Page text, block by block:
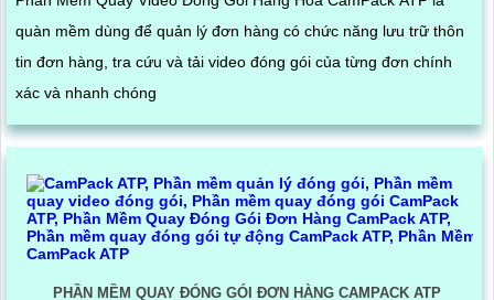
quàn mềm dùng để quản lý đơn hàng có chức năng lưu trữ thôn
tin đơn hàng, tra cứu và tải video đóng gói của từng đơn chính
xác và nhanh chóng
PHẦN MỀM QUAY ĐÓNG GÓI ĐƠN HÀNG CAMPACK ATP